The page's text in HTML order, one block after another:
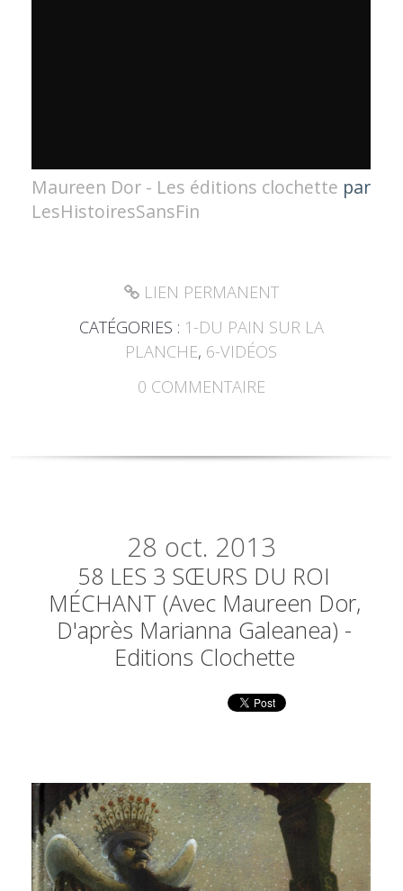
Maureen Dor - Les éditions clochette par
LesHistoiresSansFin
LIEN PERMANENT
CATÉGORIES : 1-DU PAIN SUR LA
PLANCHE, 6-VIDÉOS
0 COMMENTAIRE
28 oct. 2013
58 LES 3 SŒURS DU ROI
MÉCHANT (avec Maureen Dor,
D'après Marianna Galeanea) -
Editions Clochette